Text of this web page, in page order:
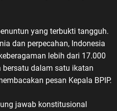
yang terbukti tangguh.
dan perpecahan, Indonesia
lebih dari 17.000
dalam satu ikatan
pesan Kepala BPIP.
jawab konstitusional